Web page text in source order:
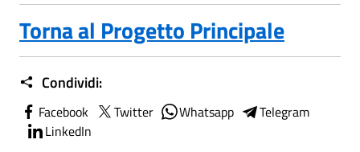
Torna al Progetto Principale
Condividi:
Facebook Twitter Whatsapp
Telegram
LinkedIn